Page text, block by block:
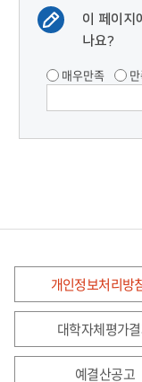
이 페이지
나요?
매우만족
개인정보처리방
대학자체평가
예결산공고